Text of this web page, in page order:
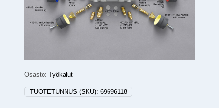
Osasto: Työkalut
TUOTETUNNUS (SKU): 69696118